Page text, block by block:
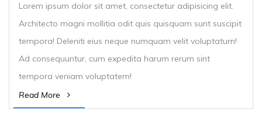
Lorem ipsum dolor sit amet, consectetur adipisicing elit.
Architecto magni mollitia odit quis quisquam sunt suscipit
tempora! Deleniti eius neque numquam velit voluptatum!
Ad consequuntur, cum expedita harum rerum sint
tempora veniam voluptatem!
Read More